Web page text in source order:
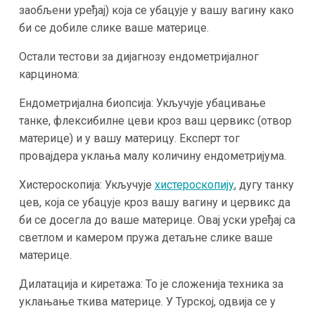
заобљени уређај) која се убацује у вашу вагину како
би се добиле слике ваше материце.
Остали тестови за дијагнозу ендометријалног
карцинома:
Ендометријална биопсија: Укључује убацивање
танке, флексибилне цеви кроз ваш цервикс (отвор
материце) и у вашу материцу. Експерт тог
провајдера уклања малу количину ендометријума.
Хистероскопија: Укључује хистероскопију, дугу танку
цев, која се убацује кроз вашу вагину и цервикс да
би се досегла до ваше материце. Овај уски уређај са
светлом и камером пружа детаљне слике ваше
материце.
Дилатација и киретажа: То је сложенија техника за
уклањање ткива материце. У Турској, одвија се у